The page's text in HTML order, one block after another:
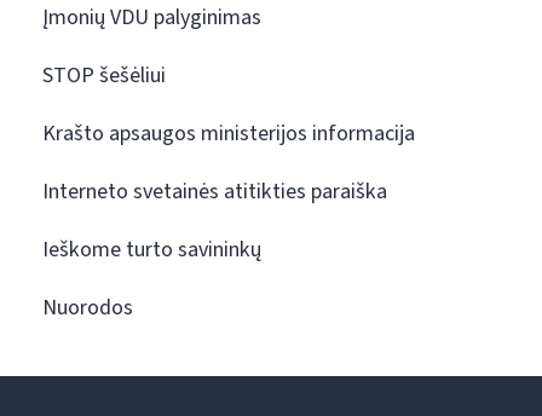
Įmonių VDU palyginimas
STOP šešėliui
Krašto apsaugos ministerijos informacija
Interneto svetainės atitikties paraiška
Ieškome turto savininkų
Nuorodos